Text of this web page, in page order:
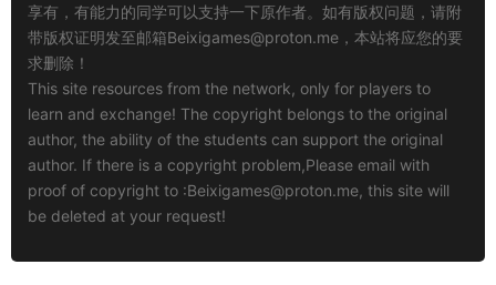
享有，有能力的同学可以支持一下原作者。如有版权问题，请附
带版权证明发至邮箱Beixigames@proton.me ，本站将应您的要
求删除！
This site resources from the network, only for players to
learn and exchange! The copyright belongs to the original
author, the ability of the students can support the original
author. If there is a copyright problem,Please email with
proof of copyright to :Beixigames@proton.me, this site will
be deleted at your request!